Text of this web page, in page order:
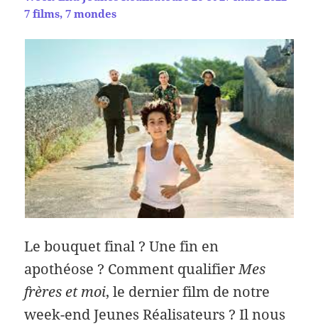
7 films, 7 mondes
Le bouquet final ? Une fin en
apothéose ? Comment qualifierMes
frères et moi, le dernier film de notre
week-end Jeunes Réalisateurs ? Il nous